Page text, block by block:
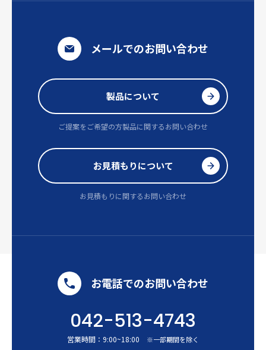
メールでのお問い合わせ
製品について
ご提案をご希望の方製品に関するお問い合わせ
お見積もりについて
お見積もりに関するお問い合わせ
お電話でのお問い合わせ
042-513-4743
営業時間： 9:00~18:00 ※一部期間を除く